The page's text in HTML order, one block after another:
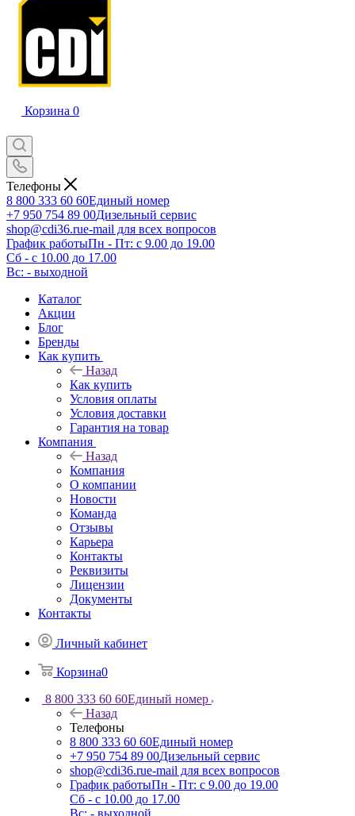
Корзина 0
Телефоны
8 800 333 60 60Единый номер
+7 950 754 89 00Дизельный сервис
shop@cdi36.rue-mail для всех вопросов
График работыПн - Пт: с 9.00 до 19.00
Сб - с 10.00 до 17.00
Вс: - выходной
Каталог
Акции
Блог
Бренды
Как купить
Назад
Как купить
Условия оплаты
Условия доставки
Гарантия на товар
Компания
Назад
Компания
О компании
Новости
Команда
Отзывы
Карьера
Контакты
Реквизиты
Лицензии
Документы
Контакты
Личный кабинет
Корзина0
8 800 333 60 60Единый номер
Назад
Телефоны
8 800 333 60 60Единый номер
+7 950 754 89 00Дизельный сервис
shop@cdi36.rue-mail для всех вопросов
График работыПн - Пт: с 9.00 до 19.00
Сб - с 10.00 до 17.00
Вс: - выходной